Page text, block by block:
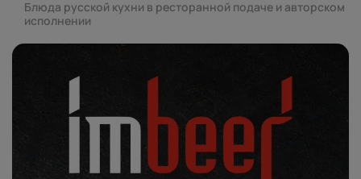
Блюда русской кухни в ресторанной подаче и авторском
исполнении